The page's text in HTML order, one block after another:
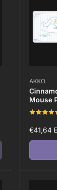
Anbieter:
AKKO
Mouse
Preis
€41,64